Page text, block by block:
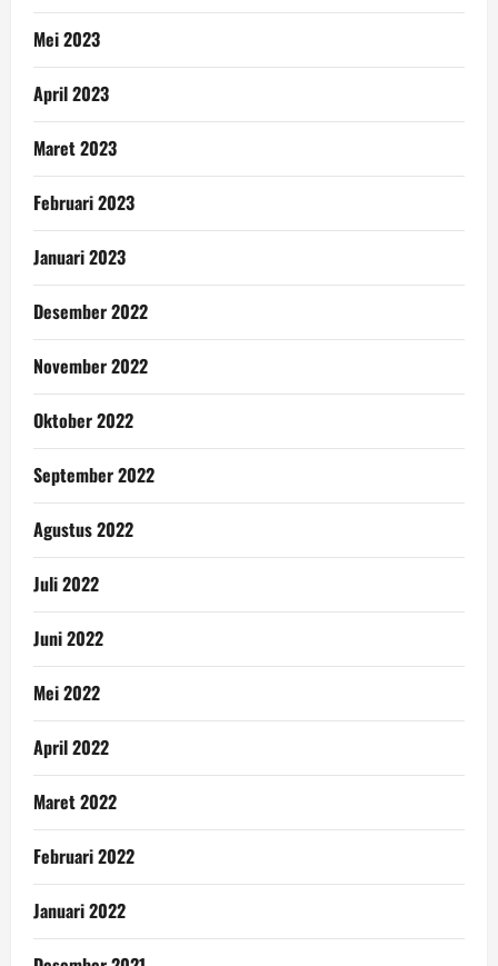
Mei 2023
April 2023
Maret 2023
Februari 2023
Januari 2023
Desember 2022
November 2022
Oktober 2022
September 2022
Agustus 2022
Juli 2022
Juni 2022
Mei 2022
April 2022
Maret 2022
Februari 2022
Januari 2022